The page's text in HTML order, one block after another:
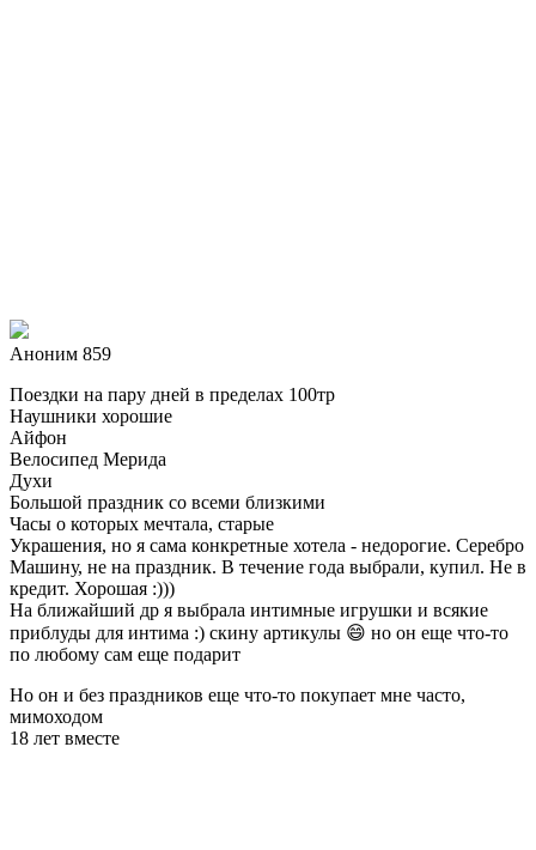
Аноним 859
Поездки на пару дней в пределах 100тр
Наушники хорошие
Айфон
Велосипед Мерида
Духи
Большой праздник со всеми близкими
Часы о которых мечтала, старые
Украшения, но я сама конкретные хотела - недорогие. Серебро
Машину, не на праздник. В течение года выбрали, купил. Не в
кредит. Хорошая :)))
На ближайший др я выбрала интимные игрушки и всякие
приблуды для интима :) скину артикулы 😄 но он еще что-то
по любому сам еще подарит
Но он и без праздников еще что-то покупает мне часто,
мимоходом
18 лет вместе